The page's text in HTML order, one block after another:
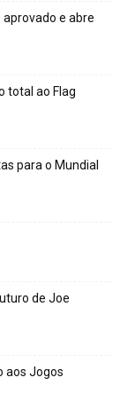
e abre
total ao Flag
para o Mundial
de Joe
aos Jogos